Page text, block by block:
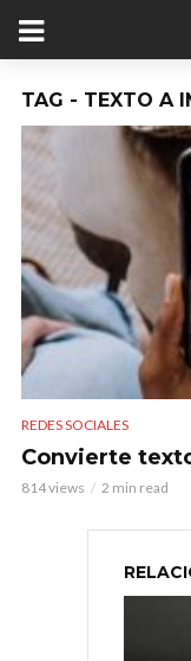
TAG - TEXTO A
REDES SOCIALES
Convierte
814 views 2 min read